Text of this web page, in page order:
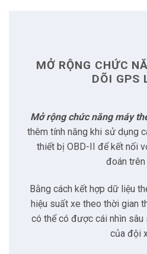
Thiếu hụt linh kiện điện tử
2.3
2.4 Tích hợp và tương thích
3.1 Chẩn đoán xe thời gian
MỞ RỘNG CHỨC
DÕI GPS
Mở rộng chức năng máy
thêm tính năng khi sử dụng
thiết bị OBD-II để kết nối
đoán trên
Bằng cách kết hợp dữ liệu
hiệu suất xe theo thời gian
có thể có được cái nhìn
của đội